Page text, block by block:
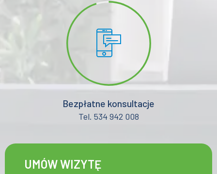
Bezpłatne konsultacje
Tel. 534 942 008
UMÓW WIZYTĘ